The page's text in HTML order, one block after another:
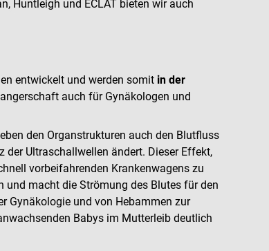
Huntleigh und ECLAT bieten wir auch
entwickelt und werden somit in der
auch für Gynäkologen und
den Organstrukturen auch den Blutfluss
Ultraschallwellen ändert. Dieser Effekt,
vorbeifahrenden Krankenwagens zu
und macht die Strömung des Blutes für den
Gynäkologie und von Hebammen zur
Babys im Mutterleib deutlich